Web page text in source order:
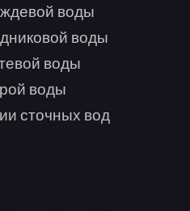
воды
воды
воды
воды
сточных вод